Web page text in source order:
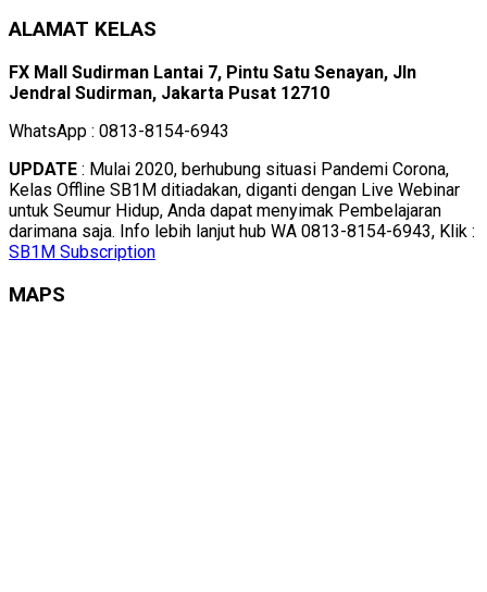
ALAMAT KELAS
FX Mall Sudirman Lantai 7, Pintu Satu Senayan, Jln
Jendral Sudirman, Jakarta Pusat 12710
WhatsApp : 0813-8154-6943
UPDATE : Mulai 2020, berhubung situasi Pandemi Corona,
Kelas Offline SB1M ditiadakan, diganti dengan Live Webinar
untuk Seumur Hidup, Anda dapat menyimak Pembelajaran
darimana saja. Info lebih lanjut hub WA 0813-8154-6943, Klik :
SB1M Subscription
MAPS